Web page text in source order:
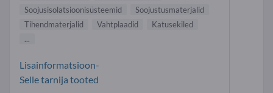
Soojusisolatsioonisüsteemid
Soojustusmaterjalid
Tihendmaterjalid
Vahtplaadid
Katusekiled
...
Lisainformatsioon-
Selle tarnija tooted